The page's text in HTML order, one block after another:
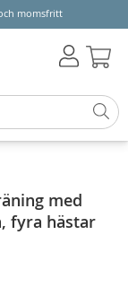
momsfritt
med
fyra hästar